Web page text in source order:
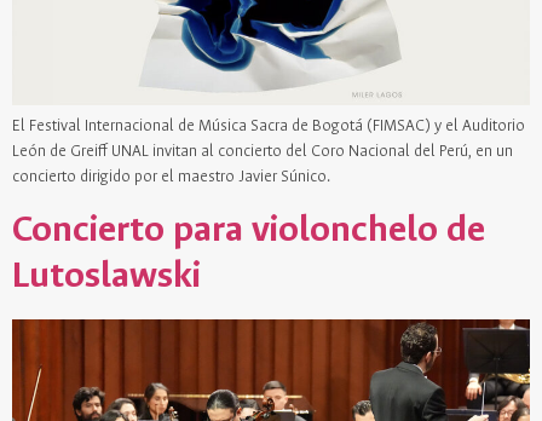
El Festival Internacional de Música Sacra de Bogotá (FIMSAC) y el Auditorio
León de Greiff UNAL invitan al concierto del Coro Nacional del Perú, en un
concierto dirigido por el maestro Javier Súnico.
Concierto para violonchelo de
Lutoslawski